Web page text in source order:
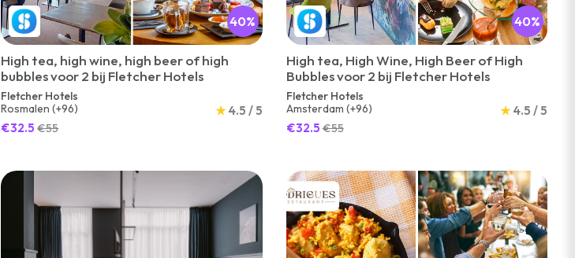
40%
High tea, high wine, high beer of high
bubbles voor 2 bij Fletcher Hotels
Fletcher Hotels
Rosmalen (+96)
★ 4.5 / 5
€32.5€55
40%
High tea, High Wine, High Beer of High
Bubbles voor 2 bij Fletcher Hotels
Fletcher Hotels
Amsterdam (+96)
★ 4.5 / 5
€32.5€55